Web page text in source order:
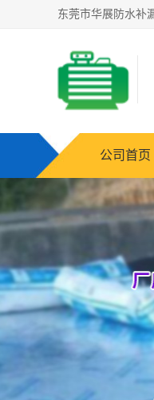
公司首页